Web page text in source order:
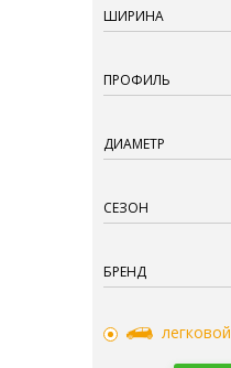
ШИРИНА
ПРОФИЛЬ
ДИАМЕТР
СЕЗОН
БРЕНД
легковой